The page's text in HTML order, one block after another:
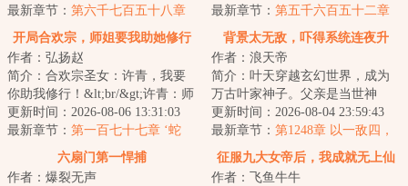
成神我最狂！本天...
最新章节： 第六千七百五十八章
这里，到底是何地？
来，再踏归家路，再...
最新章节： 第五千六百五十二章
传承和偶遇！下
开局合欢宗，师姐要我助她修行
作者：弘扬赵
简介：合欢宗圣女：许青，我要
你助我修行！&lt;br/&gt;许青：师
姐……你扒我衣服作甚！？
&lt;br/&gt;崛起...
更新时间：2026-08-06 13:31:03
最新章节： 第一百七十七章 ‘蛇
背景太无敌，吓得系统连夜升
作者：浪天帝
简介：叶天穿越玄幻世界，成为
万古叶家神子。父亲是当世神
帝，冠绝天下，镇压八荒。母亲
是瑶池圣主，统御...
更新时间：2026-08-04 23:59:43
最新章节： 第1248章 以一敌四，
皆为怪胎，不过虚妄！
六扇门第一悍捕
作者：爆裂无声
征服九大女帝后，我成就无上仙
帝！
作者：飞鱼牛牛